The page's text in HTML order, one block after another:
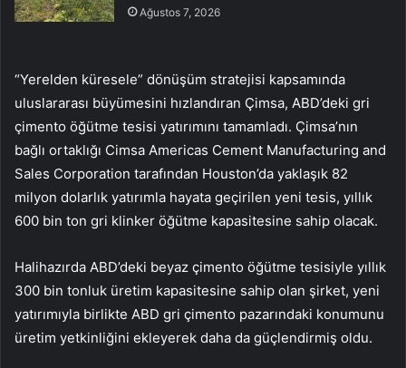
Ağustos 7, 2026
“Yerelden küresele” dönüşüm stratejisi kapsamında
uluslararası büyümesini hızlandıran Çimsa, ABD’deki gri
çimento öğütme tesisi yatırımını tamamladı. Çimsa’nın
bağlı ortaklığı Cimsa Americas Cement Manufacturing and
Sales Corporation tarafından Houston’da yaklaşık 82
milyon dolarlık yatırımla hayata geçirilen yeni tesis, yıllık
600 bin ton gri klinker öğütme kapasitesine sahip olacak.
Halihazırda ABD’deki beyaz çimento öğütme tesisiyle yıllık
300 bin tonluk üretim kapasitesine sahip olan şirket, yeni
yatırımıyla birlikte ABD gri çimento pazarındaki konumunu
üretim yetkinliğini ekleyerek daha da güçlendirmiş oldu.